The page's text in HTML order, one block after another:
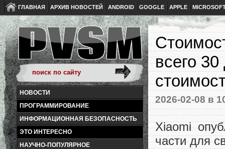
ГЛАВНАЯ АРХИВ НОВОСТЕЙ ANDROID GOOGLE APPLE
НОВОСТИ
ПРОГРАММИРОВАНИЕ
ИНФОРМАЦИОННАЯ БЕЗОПАСНОСТЬ
ЭТО ИНТЕРЕСНО
НАУЧНО-ПОПУЛЯРНОЕ
всего
2026-02-08 в
Xiaomi
части для